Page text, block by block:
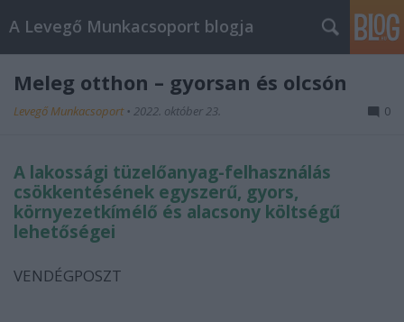
A Levegő Munkacsoport blogja
Meleg otthon – gyorsan és olcsón
Levegő Munkacsoport • 2022. október 23. 0
A lakossági tüzelőanyag-felhasználás
csökkentésének egyszerű, gyors,
környezetkímélő és alacsony költségű
lehetőségei
VENDÉGPOSZT